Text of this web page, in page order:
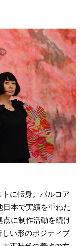
に転身。パルコア
日本で実績を重ねた
点に制作活動を続け
い形のポジティブ